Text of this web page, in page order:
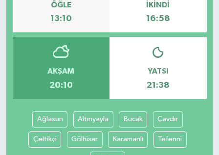
ÖĞLE
13:10
İKINDI
16:58
AKŞAM
20:10
YATSI
21:38
Ağlasun Altınyayla Bucak Çavdır
Çeltikçi Gölhisar Karamanlı Tefenni